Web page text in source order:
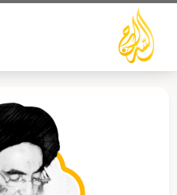
تخطي
المحتوى